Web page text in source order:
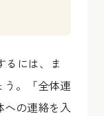
るには、ま
う。「全体連
の連絡を入